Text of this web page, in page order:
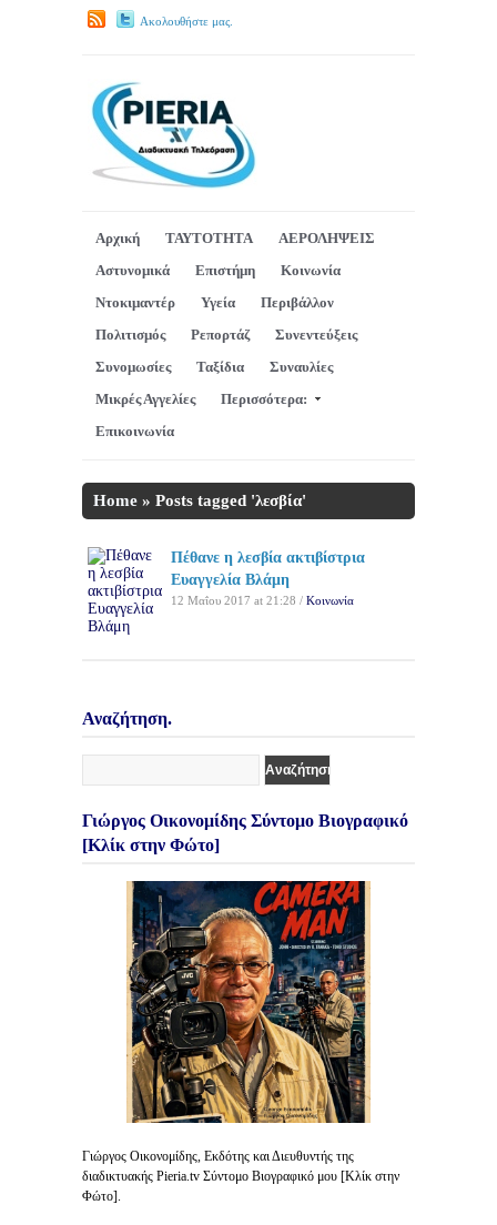
Ακολουθήστε μας.
Αρχική ΤΑΥΤΟΤΗΤΑ
ΑΕΡΟΛΗΨΕΙΣ
Αστυνομικά
Επιστήμη
Κοινωνία
Ντοκιμαντέρ
Υγεία
Περιβάλλον
Πολιτισμός
Ρεπορτάζ
Συνεντεύξεις
Συνομωσίες
Ταξίδια
Συναυλίες
Μικρές Αγγελίες
Περισσότερα:
Επικοινωνία
Home » Posts tagged 'λεσβία'
Πέθανε η λεσβία ακτιβίστρια
Ευαγγελία Βλάμη
12 Μαΐου 2017 at 21:28 / Κοινωνία
Αναζήτηση.
Γιώργος Οικονομίδης Σύντομο Βιογραφικό
[Κλίκ στην Φώτο]
Γιώργος Οικονομίδης, Εκδότης και Διευθυντής της
διαδικτυακής Pieria.tv Σύντομο Βιογραφικό μου [Κλίκ στην
Φώτο].